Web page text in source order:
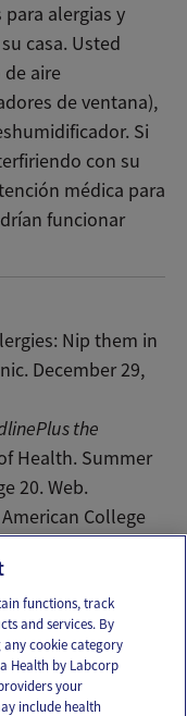
alergias y
casa. Usted
aire
de ventana),
Si
con su
médica para
funcionar
Nip them in
December 29,
the
Health. Summer
20. Web.
American College
functions, track
and services. By
any cookie category
Health by Labcorp
your
include health